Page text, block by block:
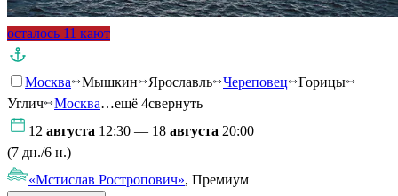
осталось 11 кают
Москва Мышкин Ярославль Череповец
Горицы
Углич
Москва…ещё 4свернуть
12 августа 12:30 — 18 августа 20:00
(7 дн./6 н.)
«Мстислав Ростропович», Премиум